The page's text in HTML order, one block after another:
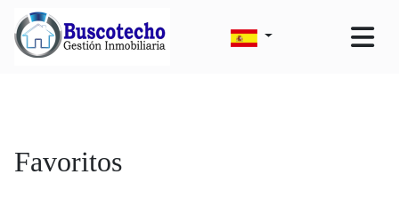
Favoritos